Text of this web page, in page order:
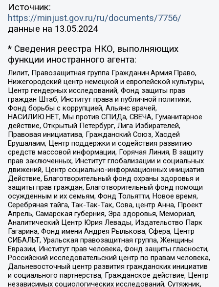
Источник:
https://minjust.gov.ru/ru/documents/7756/
данные на 13.05.2024
* Сведения реестра НКО, выполняющих
функции иностранного агента:
Лилит, Правозащитная группа Гражданин.Армия.Право,
Нижегородский центр немецкой и европейской культуры,
Центр гендерных исследований, Фонд защиты прав
граждан Штаб, Институт права и публичной политики,
Фонд борьбы с коррупцией, Альянс врачей,
НАСИЛИЮ.НЕТ, Мы против СПИДа, СВЕЧА, Гуманитарное
действие, Открытый Петербург, Лига Избирателей,
Правовая инициатива, Гражданский Союз, Хасдей
Ерушалаим, Центр поддержки и содействия развитию
средств массовой информации, Горячая Линия, В защиту
прав заключенных, Институт глобализации и социальных
движений, Центр социально-информационных инициатив
Действие, Благотворительный фонд охраны здоровья и
защиты прав граждан, Благотворительный фонд помощи
осужденным и их семьям, Фонд Тольятти, Новое время,
Серебряная тайга, Так-Так-Так, Сова, центр Анна, Проект
Апрель, Самарская губерния, Эра здоровья, Мемориал,
Аналитический Центр Юрия Левады, Издательство Парк
Гагарина, Фонд имени Андрея Рылькова, Сфера, Центр
СИБАЛЬТ, Уральская правозащитная группа, Женщины
Евразии, Институт прав человека, Фонд защиты гласности,
Российский исследовательский центр по правам человека,
Дальневосточный центр развития гражданских инициатив
и социального партнерства, Гражданское действие, Центр
независимых социологических исследований, Сутяжник,